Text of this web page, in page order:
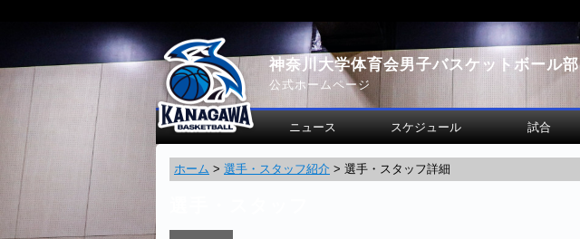
ニュース スケジュール 試合
神奈川大学体育会男子バスケットボール部
公式ホームページ
ホーム > 選手・スタッフ紹介 > 選手・スタッフ詳細